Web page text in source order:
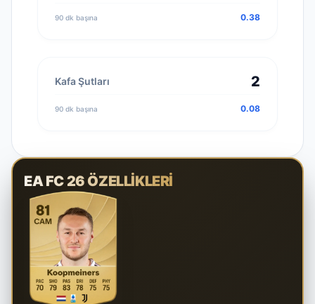
90 dk başına 0.38
Kafa Şutları 2
90 dk başına 0.08
EA FC 26 ÖZELLIKLERI